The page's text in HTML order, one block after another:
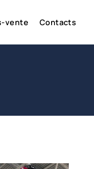
vente Contacts